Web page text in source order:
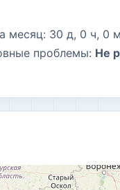
месяц: 30 д, 0 ч, 0
проблемы: Не